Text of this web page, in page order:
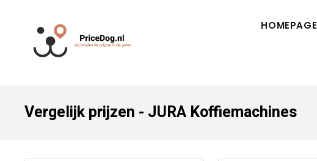
HOMEPAGE
Vergelijk prijzen - JURA Koffiemachines